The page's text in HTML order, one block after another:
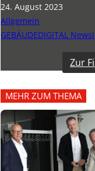
24. August 2023
Allgemein
GEBÄUDEDIGITAL
Zur
MEHR ZUM THEMA